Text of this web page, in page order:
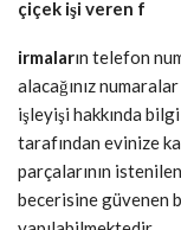
çiçek işi veren f
irmaların telefon
alacağınız
işleyişi hakkında
tarafından evinize
parçalarının
becerisine güvenen